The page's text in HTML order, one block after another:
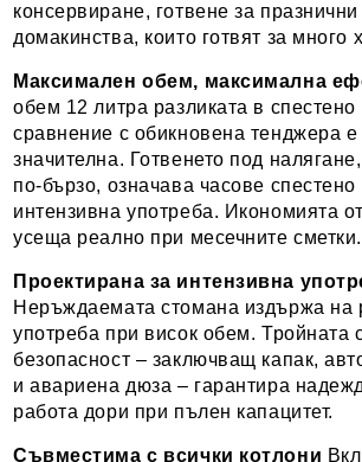
консервиране, готвене за
домакинства, които готвят за много
Максимален обем, максимална
обем 12 литра разликата в спестено
сравнение с обикновена тенджера е
значителна. Готвенето под
по-бързо, означава часове спестено
интензивна употреба. Икономията
усеща реално при месечните сметки.
Проектирана за интензивна
Неръждаемата стомана издържа на
употреба при висок обем. Тройната
безопасност – заключващ капак,
и авариена дюза – гарантира
работа дори при пълен капацитет.
Съвместима с всички котлони